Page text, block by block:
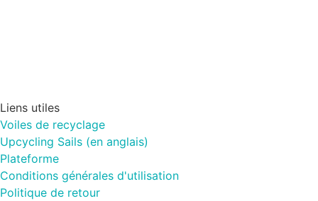
Liens utiles
Voiles de recyclage
Upcycling Sails (en anglais)
Plateforme
Conditions générales d'utilisation
Politique de retour